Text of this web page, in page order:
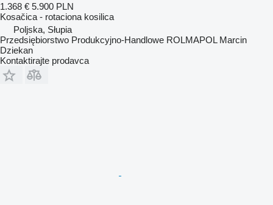
1.368 € 5.900 PLN
Kosačica - rotaciona kosilica
Poljska, Słupia
Przedsiębiorstwo Produkcyjno-Handlowe ROLMAPOL Marcin
Dziekan
Kontaktirajte prodavca